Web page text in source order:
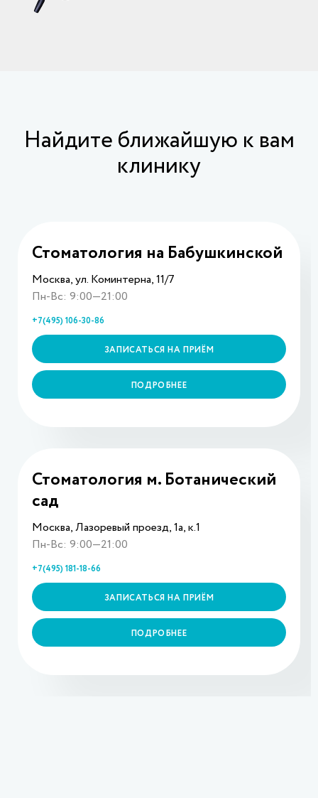
Найдите ближайшую к вам
клинику
Стоматология на Бабушкинской
Москва, ул. Коминтерна, 11/7
Пн-Вс: 9:00—21:00
+7(495) 106-30-86
ЗАПИСАТЬСЯ НА ПРИЁМ
ПОДРОБНЕЕ
Стоматология м. Ботанический
сад
Москва, Лазоревый проезд, 1а, к.1
Пн-Вс: 9:00—21:00
+7(495) 181-18-66
ЗАПИСАТЬСЯ НА ПРИЁМ
ПОДРОБНЕЕ